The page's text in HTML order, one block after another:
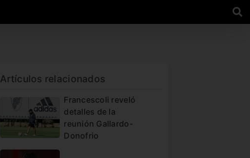
Artículos relacionados
Francescoli reveló
detalles de la
reunión Gallardo-
Donofrio